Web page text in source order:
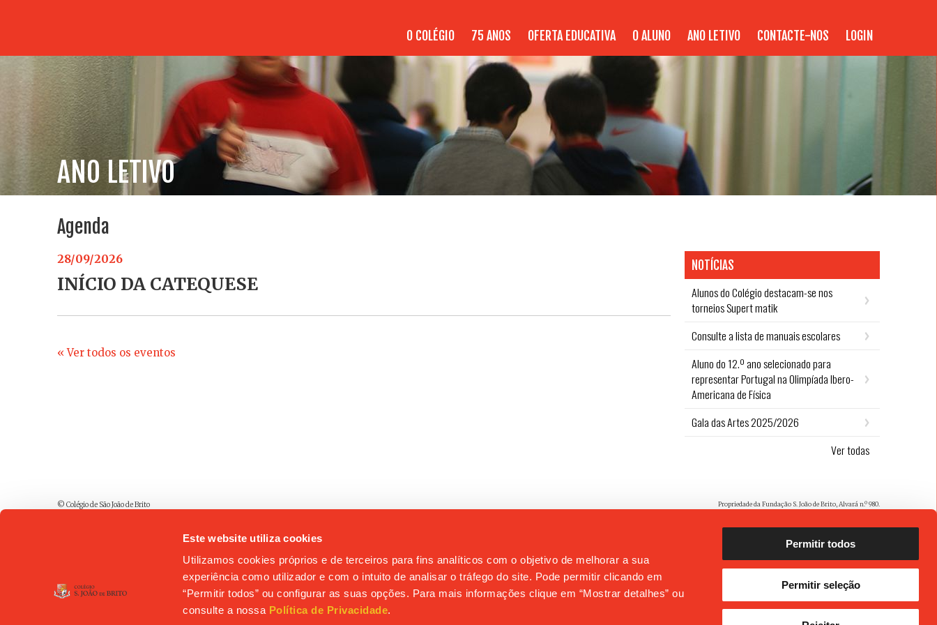
Este website utiliza cookies
Utilizamos cookies próprios e de terceiros para fins analíticos com o objetivo de melhorar a sua
experiência como utilizador e com o intuito de analisar o tráfego do site. Pode permitir clicando em
“Permitir todos” ou configurar as suas opções. Para mais informações clique em “Mostrar detalhes” ou
consulte a nossa Política de Privacidade.
Permitir todos
Permitir seleção
O COLÉGIO 75 ANOS OFERTA EDUCATIVA O ALUNO ANO LETIVO CONTACTE-NOS LOGIN
ANO LETIVO
Agenda
28/09/2026
INÍCIO DA CATEQUESE
« Ver todos os eventos
NOTÍCIAS
Alunos do Colégio destacam-se nos
torneios Supert matik
Consulte a lista de manuais escolares
Aluno do 12.º ano selecionado para
representar Portugal na Olimpíada Ibero-
Americana de Física
Gala das Artes 2025/2026
Ver todas
© Colégio de São João de Brito Propriedade da Fundação S. João de Brito, Alvará n.º 980.